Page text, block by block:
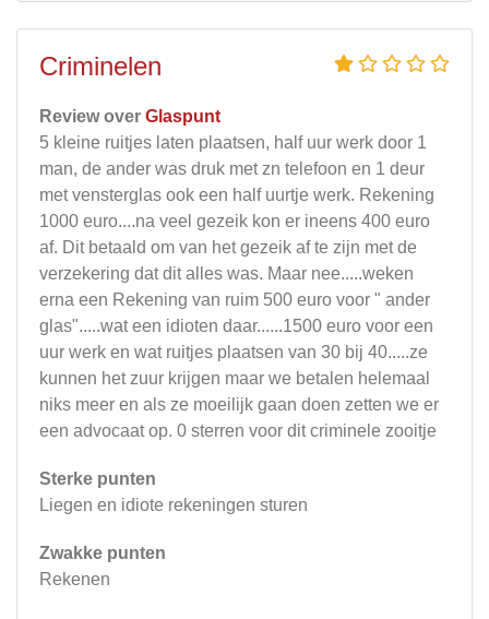
Criminelen
Review over Glaspunt
5 kleine ruitjes laten plaatsen, half uur werk door 1
man, de ander was druk met zn telefoon en 1 deur
met vensterglas ook een half uurtje werk. Rekening
1000 euro....na veel gezeik kon er ineens 400 euro
af. Dit betaald om van het gezeik af te zijn met de
verzekering dat dit alles was. Maar nee.....weken
erna een Rekening van ruim 500 euro voor " ander
glas".....wat een idioten daar......1500 euro voor een
uur werk en wat ruitjes plaatsen van 30 bij 40.....ze
kunnen het zuur krijgen maar we betalen helemaal
niks meer en als ze moeilijk gaan doen zetten we er
een advocaat op. 0 sterren voor dit criminele zooitje
Sterke punten
Liegen en idiote rekeningen sturen
Zwakke punten
Rekenen